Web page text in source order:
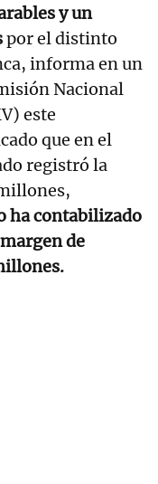
y un
por el distinto
informa en un
Nacional
este
que en el
registró la
ha contabilizado
de